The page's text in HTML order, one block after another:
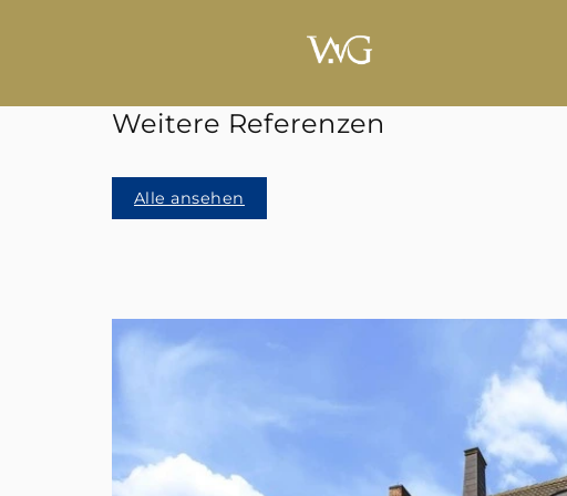
Weitere Referenzen
Alle ansehen